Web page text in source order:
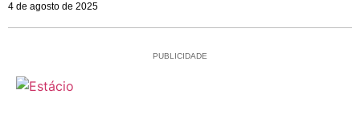
4 de agosto de 2025
PUBLICIDADE